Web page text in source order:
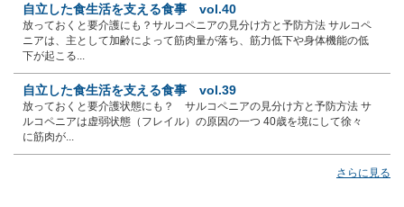
自立した食生活を支える食事 vol.40
放っておくと要介護にも？サルコペニアの見分け方と予防方法 サルコペ
ニアは、主として加齢によって筋肉量が落ち、筋力低下や身体機能の低
下が起こる...
自立した食生活を支える食事 vol.39
放っておくと要介護状態にも？ サルコペニアの見分け方と予防方法 サ
ルコペニアは虚弱状態（フレイル）の原因の一つ 40歳を境にして徐々
に筋肉が...
さらに見る